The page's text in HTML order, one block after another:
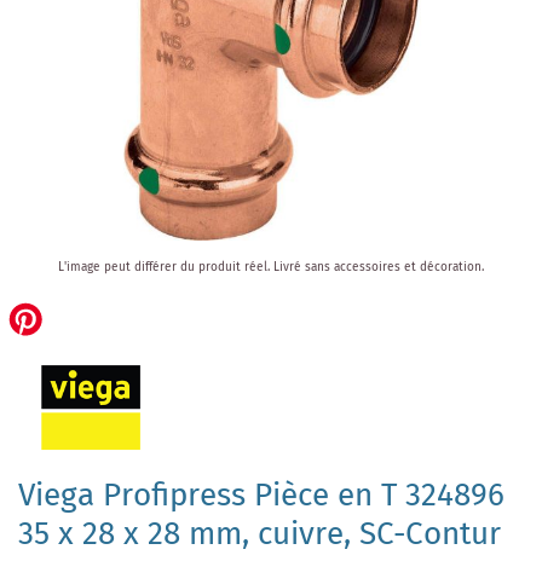
Viega Profipress Pièce en T 324896
35 x 28 x 28 mm, cuivre, SC-Contur
the
beginning
images
gallery
L'image peut différer du produit réel. Livré sans accessoires et décoration.